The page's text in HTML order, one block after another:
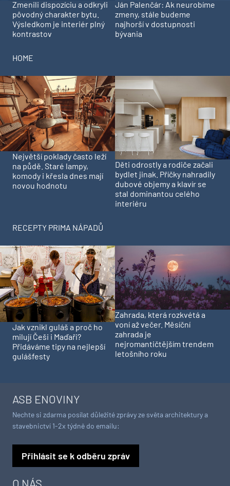
Zmenili dispozíciu a odkryli
pôvodný charakter bytu.
Výsledkom je interiér plný
kontrastov
Ján Palenčár: Ak neurobíme
zmeny, stále budeme
najhorší v dostupnosti
bývania
HOME
Největší poklady často leží
na půdě. Staré lampy,
komody i křesla dnes mají
novou hodnotu
Děti odrostly a rodiče začali
bydlet jinak. Příčky nahradily
dubové objemy a klavír se
stal dominantou celého
interiéru
RECEPTY PRIMA NÁPADŮ
Jak vznikl guláš a proč ho
milují Češi i Maďaři?
Přidáváme tipy na nejlepší
gulášfesty
Zahrada, která rozkvétá a
voní až večer. Měsíční
zahrada je
nejromantičtějším trendem
letošního roku
O NÁS
ASB ENOVINY
Nechte si zdarma posílat důležité zprávy ze světa architektury a
stavebnictví 1-2x týdně do emailu:
Přihlásit se k odběru zpráv